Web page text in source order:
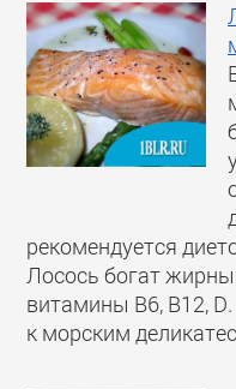
рекомендуется
Лосось богат
витамины В6, В12,
к морским